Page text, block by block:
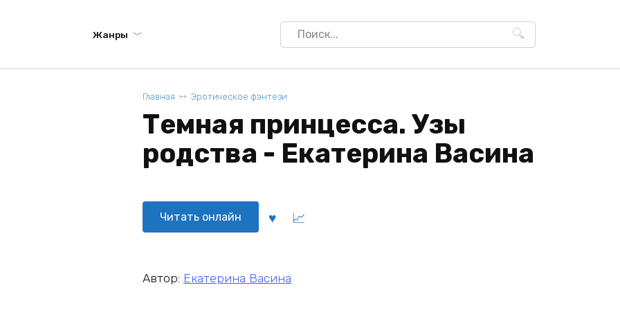
Жанры
Search
for:
Главная Эротическое фэнтези
Темная принцесса. Узы
родства - Екатерина Васина
Читать онлайн
Автор: Екатерина Васина